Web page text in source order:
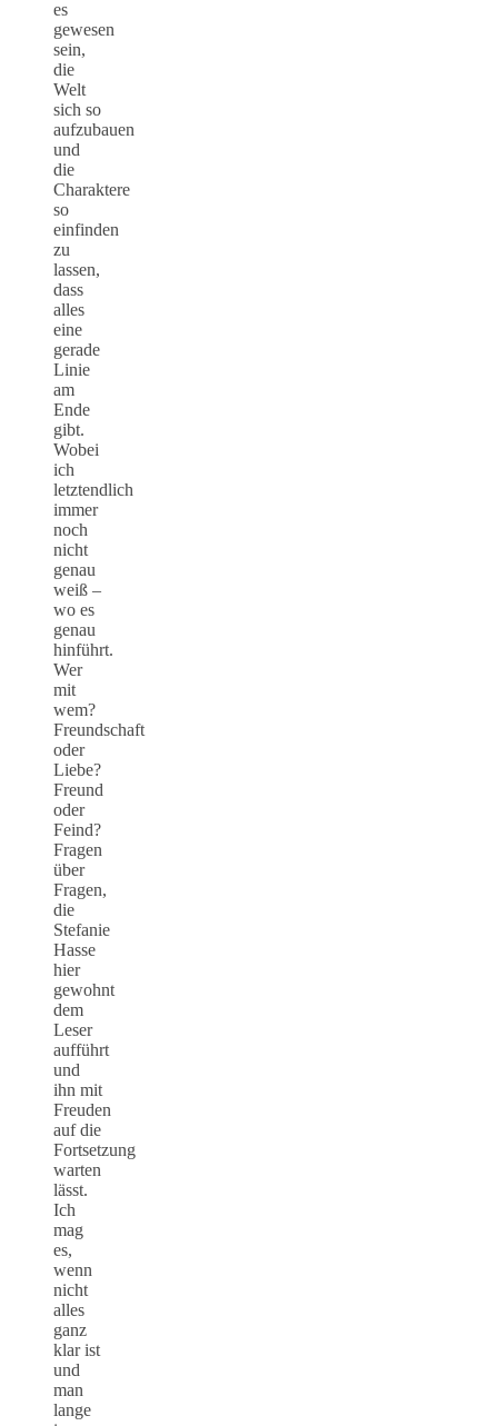
es
gewesen
sein,
die
Welt
sich so
aufzubauen
und
die
Charaktere
so
einfinden
zu
lassen,
dass
alles
eine
gerade
Linie
am
Ende
gibt.
Wobei
ich
letztendlich
immer
noch
nicht
genau
weiß –
wo es
genau
hinführt.
Wer
mit
wem?
Freundschaft
oder
Liebe?
Freund
oder
Feind?
Fragen
über
Fragen,
die
Stefanie
Hasse
hier
gewohnt
dem
Leser
aufführt
und
ihn mit
Freuden
auf die
Fortsetzung
warten
lässt.
Ich
mag
es,
wenn
nicht
alles
ganz
klar ist
und
man
lange